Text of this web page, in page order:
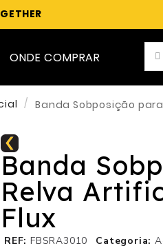
ONDE COMPRAR
Banda Sobposição
Banda
Relva
Flux
REF FBSRA3010 Categoria